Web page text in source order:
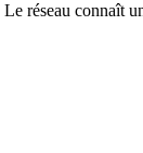
réseau connaît